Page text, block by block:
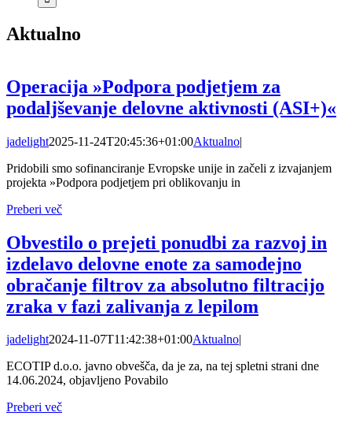
Aktualno
Operacija »Podpora podjetjem za
podaljševanje delovne aktivnosti (ASI+)«
jadelight2025-11-24T20:45:36+01:00Aktualno|
Pridobili smo sofinanciranje Evropske unije in začeli z izvajanjem
projekta »Podpora podjetjem pri oblikovanju in
Preberi več
Obvestilo o prejeti ponudbi za razvoj in
izdelavo delovne enote za samodejno
obračanje filtrov za absolutno filtracijo
zraka v fazi zalivanja z lepilom
jadelight2024-11-07T11:42:38+01:00Aktualno|
ECOTIP d.o.o. javno obvešča, da je za, na tej spletni strani dne
14.06.2024, objavljeno Povabilo
Preberi več